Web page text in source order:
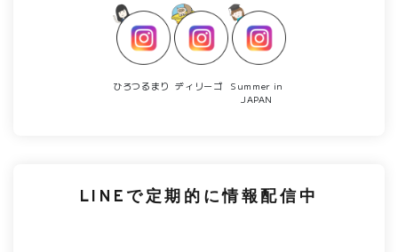
ひろつるまり ディリーゴ
Summer in
JAPAN
LINEで定期的に情報配信中